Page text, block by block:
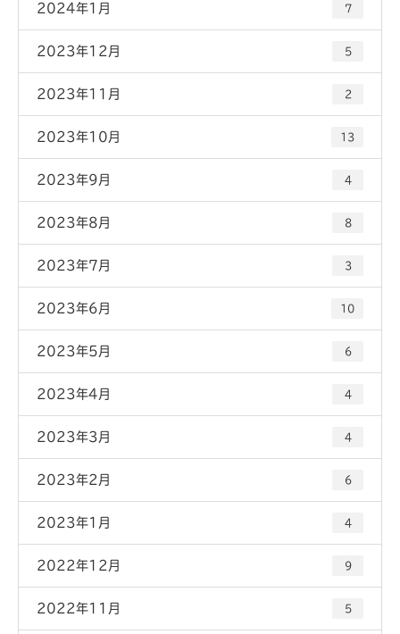
2024年1月 7
2023年12月 5
2023年11月 2
2023年10月 13
2023年9月 4
2023年8月 8
2023年7月 3
2023年6月 10
2023年5月 6
2023年4月 4
2023年3月 4
2023年2月 6
2023年1月 4
2022年12月 9
2022年11月 5